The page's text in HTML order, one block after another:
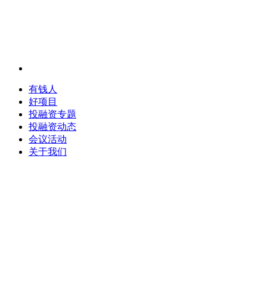
有钱人
好项目
投融资专题
投融资动态
会议活动
关于我们